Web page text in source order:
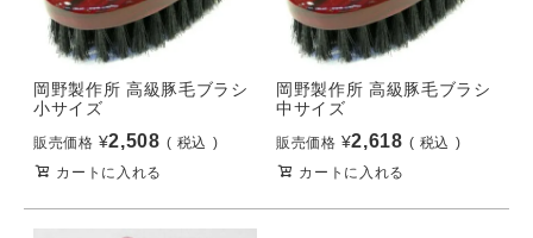
岡野製作所 高級豚毛ブラシ
小サイズ
販売価格 ¥2,508
税込
カートに入れる
岡野製作所 高級豚毛ブラシ
中サイズ
販売価格 ¥2,618
税込
カートに入れる